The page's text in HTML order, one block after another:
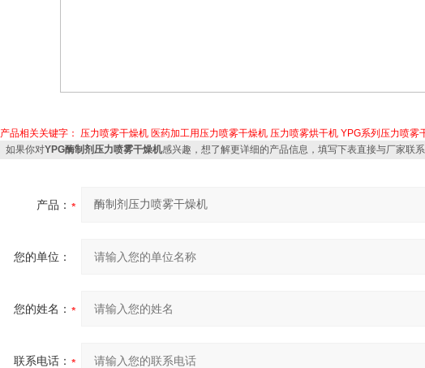
产品相关关键字： 压力喷雾干燥机 医药加工用压力喷雾干燥机 压力喷雾烘干机 YPG系列压力喷雾
如果你对YPG酶制剂压力喷雾干燥机感兴趣，想了解更详细的产品信息，填写下表直接与厂家联系
产品：
您的单位：
您的姓名：
联系电话：